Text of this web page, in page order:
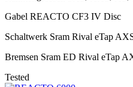
Gabel REACTO CF3 IV Disc
Schaltwerk Sram Rival eTap
Bremsen Sram ED Rival eTap
Tested